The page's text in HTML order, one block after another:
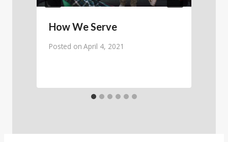
How We Serve
Posted on April 4, 2021